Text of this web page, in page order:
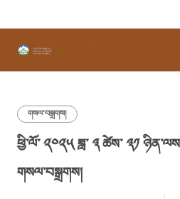
གསལ་བསྒྲགས།
ཕྱི་ལོ་ ༢༠༢༥ ཟླ་ ༣ ཚེས་ ༣༡
གསལ་བསྒྲགས།